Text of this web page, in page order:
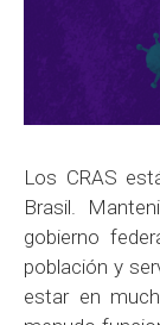
Los CRAS
Brasil.
gobierno
población y
estar en